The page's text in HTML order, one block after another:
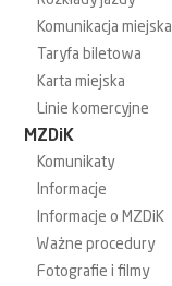
Komunikacja miejska
Taryfa biletowa
Karta miejska
Linie komercyjne
MZDiK
Komunikaty
Informacje
Informacje o MZDiK
Ważne procedury
Fotografie i filmy